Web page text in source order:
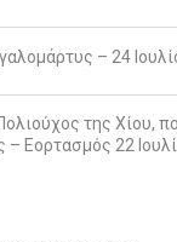
– 24
της Χίου,
– Εορτασμός 22